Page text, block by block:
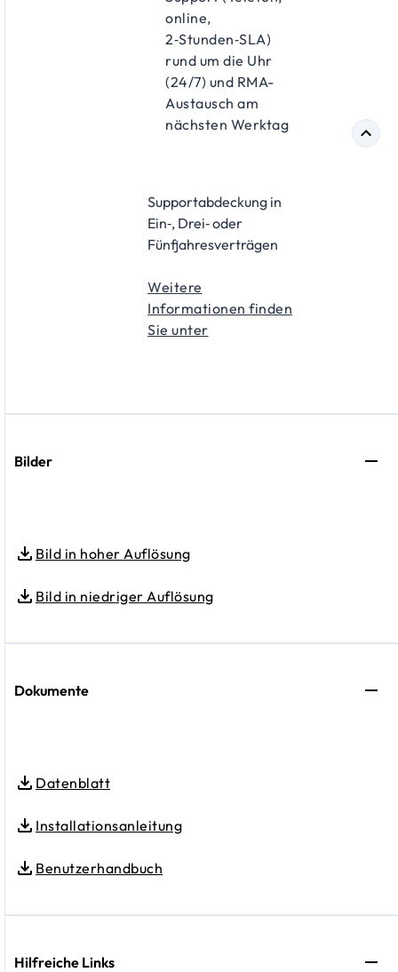
online,
2‑Stunden‑SLA)
rund um die Uhr
(24/7) und RMA-
Austausch am
nächsten Werktag
Supportabdeckung in
Ein‑, Drei‑ oder
Fünfjahresverträgen
Weitere
Informationen finden
Sie unter
Bilder
Bild in hoher Auflösung
Bild in niedriger Auflösung
Dokumente
Datenblatt
Installationsanleitung
Benutzerhandbuch
Hilfreiche Links